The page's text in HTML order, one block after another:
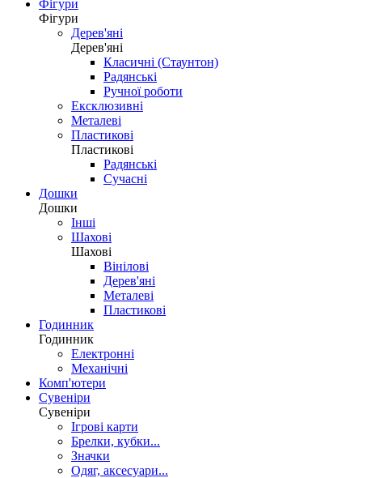
Фігури
Фігури
Дерев'яні
Дерев'яні
Класичні (Стаунтон)
Радянські
Ручної роботи
Ексклюзивні
Металеві
Пластикові
Пластикові
Радянські
Сучасні
Дошки
Дошки
Інші
Шахові
Шахові
Вінілові
Дерев'яні
Металеві
Пластикові
Годинник
Годинник
Електронні
Механічні
Комп'ютери
Сувеніри
Сувеніри
Ігрові карти
Брелки, кубки...
Значки
Одяг, аксесуари...